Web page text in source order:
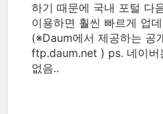
하기 때문에 국내 포털 다
이용하면 훨씬 빠르게 업
(※Daum에서 제공하는 공
ftp.daum.net ) ps. 네이
없음..